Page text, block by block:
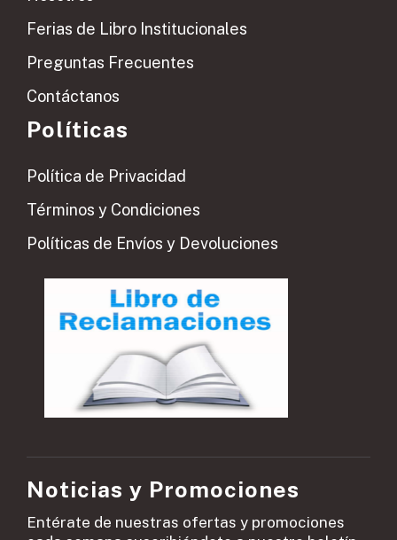
Ferias de Libro Institucionales
Preguntas Frecuentes
Contáctanos
Políticas
Política de Privacidad
Términos y Condiciones
Políticas de Envíos y Devoluciones
Noticias y Promociones
Entérate de nuestras ofertas y promociones